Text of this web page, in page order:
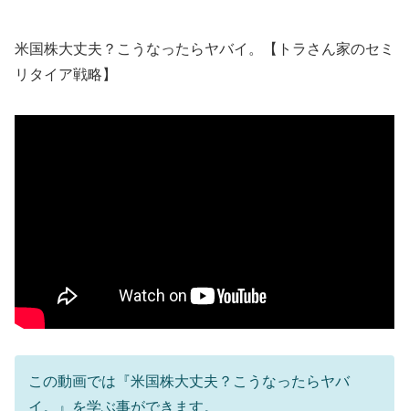
米国株大丈夫？こうなったらヤバイ。【トラさん家のセミ
リタイア戦略】
この動画では『米国株大丈夫？こうなったらヤバ
イ。』を学ぶ事ができます。